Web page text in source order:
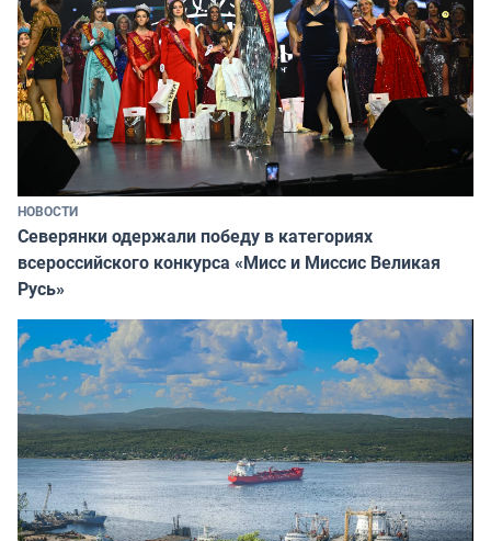
НОВОСТИ
Северянки одержали победу в категориях
всероссийского конкурса «Мисс и Миссис Великая
Русь»